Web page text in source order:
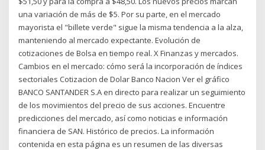
una variación de más de $5. Por su parte, en el mercado
mayorista el "billete verde" sigue la misma tendencia a la alza,
manteniendo al mercado expectante. Evolución de
cotizaciones de Bolsa en tiempo real. X Finanzas y mercados.
Cambios en el mercado: cómo será la incorporación de índices
sectoriales Cotizacion de Dolar Banco Nacion Ver el gráfico
BANCO SANTANDER S.A en directo para realizar un seguimiento
de los movimientos del precio de sus acciones. Encuentre
predicciones del mercado, así como noticias e información
financiera de SAN. Histórico de precios. La información
contenida en esta página es un resumen de las diversas